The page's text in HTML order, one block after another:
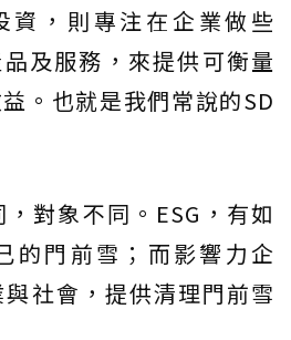
資，則專注在企業做些
品及服務，來提供可衡量
。也就是我們常說的SD
對象不同。ESG，有如
的門前雪；而影響力企
社會，提供清理門前雪